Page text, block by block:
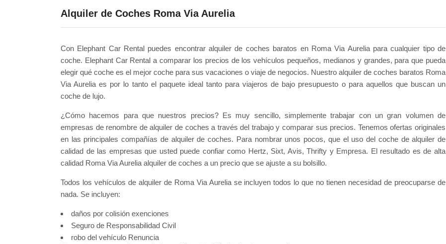
Alquiler de Coches Roma Via Aurelia
Con Elephant Car Rental puedes encontrar alquiler de coches baratos en Roma Via Aurelia para cualquier tipo de
coche. Elephant Car Rental a comparar los precios de los vehículos pequeños, medianos y grandes, para que pueda
elegir qué coche es el mejor coche para sus vacaciones o viaje de negocios. Nuestro alquiler de coches baratos Roma
Via Aurelia es por lo tanto el paquete ideal tanto para viajeros de bajo presupuesto o para aquellos que buscan un
coche de lujo.
¿Cómo hacemos para que nuestros precios? Es muy sencillo, simplemente trabajar con un gran volumen de
empresas de renombre de alquiler de coches a través del trabajo y comparar sus precios. Tenemos ofertas originales
en las principales compañías de alquiler de coches. Para nombrar unos pocos, que el uso del coche de alquiler de
calidad de las empresas que usted puede confiar como Hertz, Sixt, Avis, Thrifty y Empresa. El resultado es de alta
calidad Roma Via Aurelia alquiler de coches a un precio que se ajuste a su bolsillo.
Todos los vehículos de alquiler de Roma Via Aurelia se incluyen todos lo que no tienen necesidad de preocuparse de
nada. Se incluyen:
daños por colisión exenciones
Seguro de Responsabilidad Civil
robo del vehículo Renuncia